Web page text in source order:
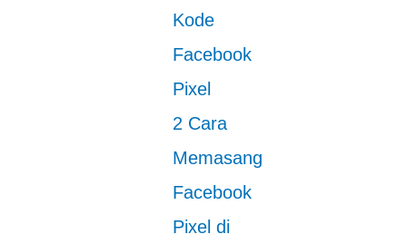
Kode
Facebook
Pixel
2 Cara
Memasang
Facebook
Pixel di